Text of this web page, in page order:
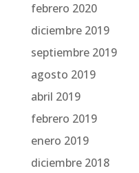
febrero 2020
diciembre 2019
septiembre 2019
agosto 2019
abril 2019
febrero 2019
enero 2019
diciembre 2018